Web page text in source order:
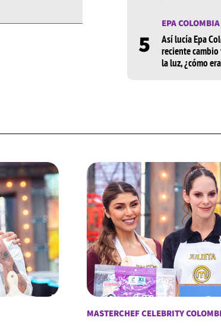
5
EPA COLOMBIA
Así lucía Epa
reciente
la luz, ¿cómo
MASTERCHEF CELEBRITY